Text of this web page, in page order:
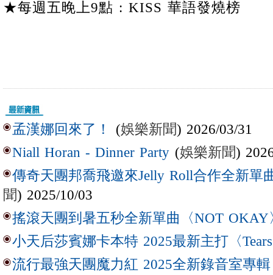
★每週五晚上9點 : KISS 華語發燒榜
孟漢娜回來了！ (娛樂新聞) 2026/03/31
Niall Horan - Dinner Party (娛樂新聞)
傳奇天團邦喬飛邀來Jelly Roll合作全新單
聞) 2025/10/03
搖滾天團到暑五秒全新單曲〈NOT OKAY
小天后莎賓娜卡本特 2025最新主打〈
流行最強天團魔力紅 2025全新錄音室專